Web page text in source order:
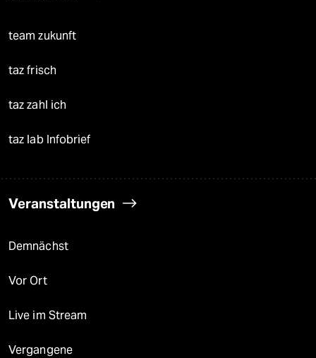
team zukunft
taz frisch
taz zahl ich
taz lab Infobrief
Veranstaltungen
Demnächst
Vor Ort
Live im Stream
Vergangene